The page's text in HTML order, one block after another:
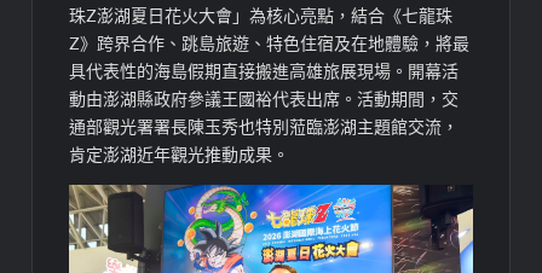
珠Z澎湖夏日花火大會」為核心亮點，結合《七龍珠
Z》跨界合作、跳島旅遊、特色住宿及在地體驗，將最
具代表性的海島假期直接搬進高雄旅展現場。開幕活
動由澎湖縣政府參議王國裕代表出席。活動期間，交
通部觀光署署長陳玉秀也特別蒞臨澎湖主題館交流，
肯定澎湖近年觀光推動成果。